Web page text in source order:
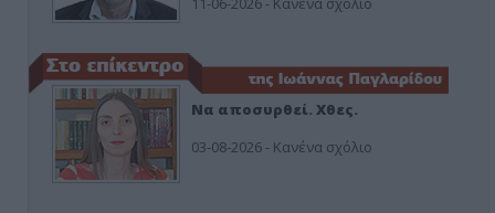
Να αποσυρθεί. Χθες.
03-08-2026 - Κανένα σχόλιο